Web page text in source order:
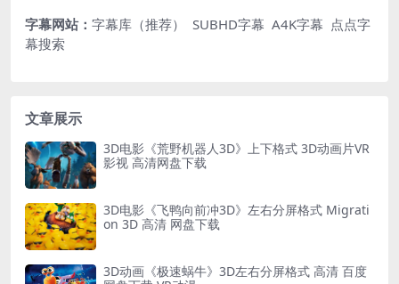
字幕网站： 字幕库（推荐） SUBHD字幕 A4K字幕 点点字
幕搜索
文章展示
3D电影《荒野机器人3D》上下格式 3D动画片VR
影视 高清网盘下载
3D电影《飞鸭向前冲3D》左右分屏格式 Migrati
on 3D 高清 网盘下载
3D动画《极速蜗牛》3D左右分屏格式 高清 百度